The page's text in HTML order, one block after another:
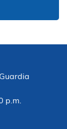
p.m.